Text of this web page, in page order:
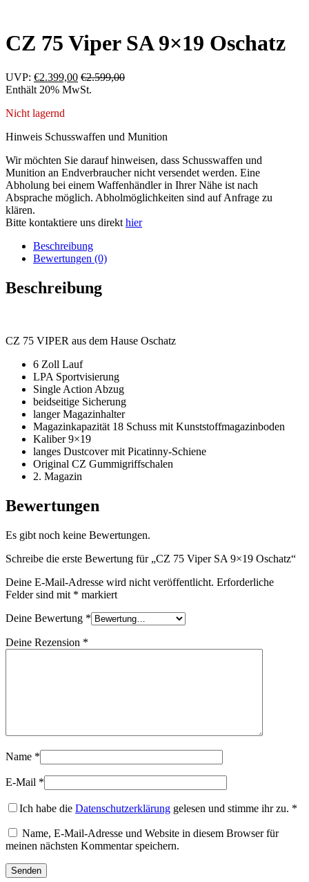
CZ 75 Viper SA 9×19 Oschatz
UVP: €2.399,00 €2.599,00
Enthält 20% MwSt.
Nicht lagernd
Hinweis Schusswaffen und Munition
Wir möchten Sie darauf hinweisen, dass Schusswaffen und
Munition an Endverbraucher nicht versendet werden. Eine
Abholung bei einem Waffenhändler in Ihrer Nähe ist nach
Absprache möglich. Abholmöglichkeiten sind auf Anfrage zu
klären.
Bitte kontaktiere uns direkt hier
Beschreibung
Bewertungen (0)
Beschreibung
CZ 75 VIPER aus dem Hause Oschatz
6 Zoll Lauf
LPA Sportvisierung
Single Action Abzug
beidseitige Sicherung
langer Magazinhalter
Magazinkapazität 18 Schuss mit Kunststoffmagazinboden
Kaliber 9×19
langes Dustcover mit Picatinny-Schiene
Original CZ Gummigriffschalen
2. Magazin
Bewertungen
Es gibt noch keine Bewertungen.
Schreibe die erste Bewertung für „CZ 75 Viper SA 9×19 Oschatz“
Deine E-Mail-Adresse wird nicht veröffentlicht. Erforderliche
Felder sind mit * markiert
Deine Bewertung *
Deine Rezension *
Name *
E-Mail *
Ich habe die Datenschutzerklärung gelesen und stimme ihr zu. *
Name, E-Mail-Adresse und Website in diesem Browser für
meinen nächsten Kommentar speichern.